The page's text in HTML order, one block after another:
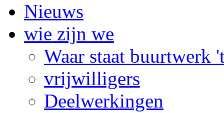
Nieuws
wie zijn we
Waar staat buurtwerk
vrijwilligers
Deelwerkingen